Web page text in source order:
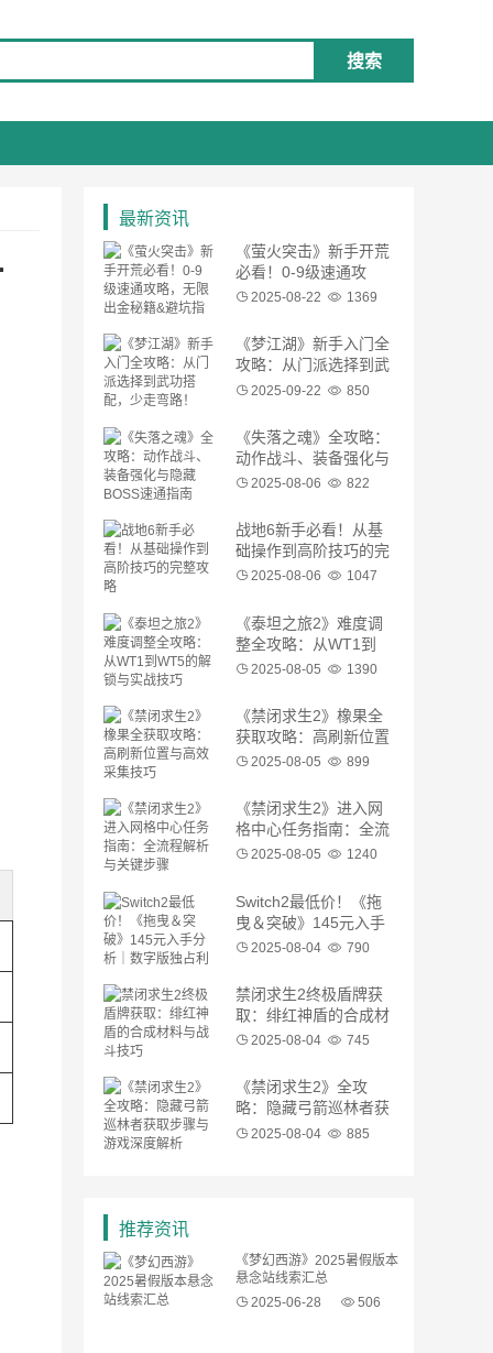
搜索
最新资讯
《萤火突击》新手开荒
必看！0-9级速通攻
略，无限出金秘籍&避
2025-08-22 1369
《梦江湖》新手入门全
攻略：从门派选择到武
功搭配，少走弯路！
2025-09-22 850
《失落之魂》全攻略：
动作战斗、装备强化与
隐藏BOSS速通指南
2025-08-06 822
战地6新手必看！从基
础操作到高阶技巧的完
整攻略
2025-08-06 1047
《泰坦之旅2》难度调
整全攻略：从WT1到
WT5的解锁与实战技巧
2025-08-05 1390
《禁闭求生2》橡果全
获取攻略：高刷新位置
与高效采集技巧
2025-08-05 899
《禁闭求生2》进入网
格中心任务指南：全流
程解析与关键步骤
2025-08-05 1240
Switch2最低价！《拖
曳＆突破》145元入手
分析｜数字版独占利弊
2025-08-04 790
禁闭求生2终极盾牌获
取：绯红神盾的合成材
料与战斗技巧
2025-08-04 745
《禁闭求生2》全攻
略：隐藏弓箭巡林者获
取步骤与游戏深度解析
2025-08-04 885
推荐资讯
《梦幻西游》2025暑假版本
悬念站线索汇总
2025-06-28
506